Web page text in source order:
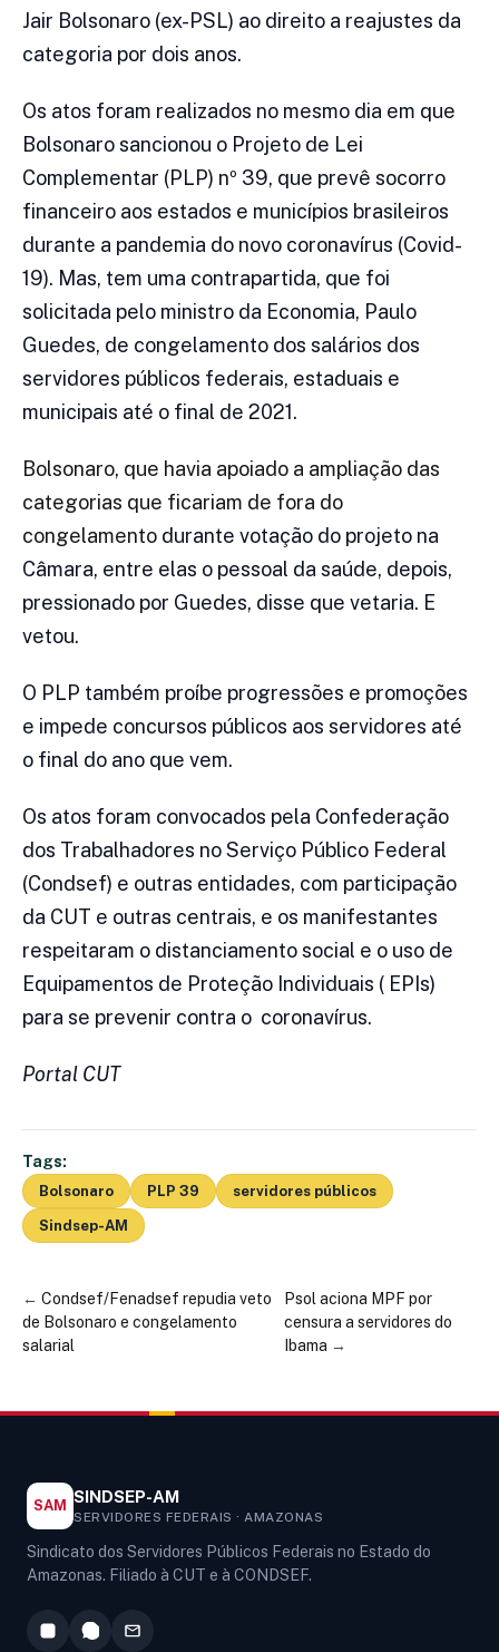
Jair Bolsonaro (ex-PSL) ao direito a reajustes da
categoria por dois anos.
Os atos foram realizados no mesmo dia em que
Bolsonaro sancionou o Projeto de Lei
Complementar (PLP) nº 39, que prevê socorro
financeiro aos estados e municípios brasileiros
durante a pandemia do novo coronavírus (Covid-
19). Mas, tem uma contrapartida, que foi
solicitada pelo ministro da Economia, Paulo
Guedes, de congelamento dos salários dos
servidores públicos federais, estaduais e
municipais até o final de 2021.
Bolsonaro, que havia apoiado a ampliação das
categorias que ficariam de fora do
congelamento durante votação do projeto na
Câmara, entre elas o pessoal da saúde, depois,
pressionado por Guedes, disse que vetaria. E
vetou.
O PLP também proíbe progressões e promoções
e impede concursos públicos aos servidores até
o final do ano que vem.
Os atos foram convocados pela Confederação
dos Trabalhadores no Serviço Público Federal
(Condsef) e outras entidades, com participação
da CUT e outras centrais, e os manifestantes
respeitaram o distanciamento social e o uso de
Equipamentos de Proteção Individuais ( EPIs)
para se prevenir contra o coronavírus.
Portal CUT
Tags:
Bolsonaro PLP 39 servidores públicos
Sindsep-AM
← Condsef/Fenadsef repudia veto
de Bolsonaro e congelamento
salarial
Psol aciona MPF por
censura a servidores do
Ibama →
SAM SINDSEP-AM
SERVIDORES FEDERAIS · AMAZONAS
Sindicato dos Servidores Públicos Federais no Estado do
Amazonas. Filiado à CUT e à CONDSEF.